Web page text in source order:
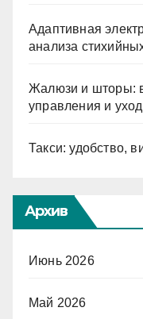
Адаптивная
анализа
Жалюзи и шторы:
управления и уход
Такси: удобство,
Архив
Июнь 2026
Май 2026